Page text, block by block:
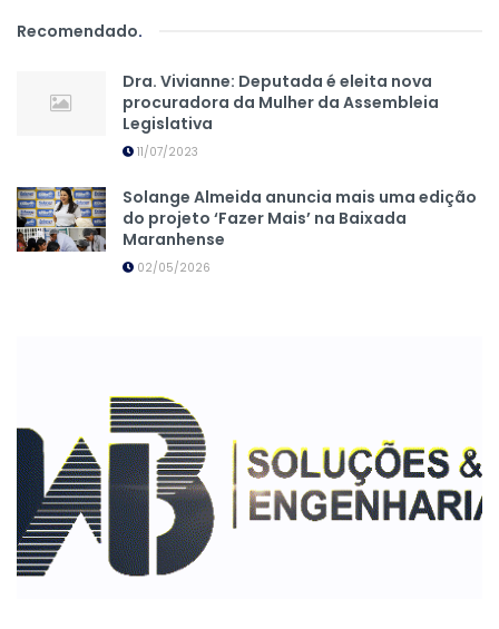
Recomendado.
Dra. Vivianne: Deputada é eleita nova
procuradora da Mulher da Assembleia
Legislativa
11/07/2023
Solange Almeida anuncia mais uma edição
do projeto ‘Fazer Mais’ na Baixada
Maranhense
02/05/2026